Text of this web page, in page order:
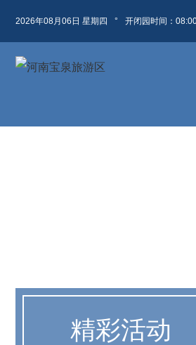
2026年08月06日 星期四 ° 开闭园时间：
精彩活动